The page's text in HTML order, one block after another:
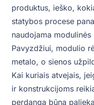
produktus, ieško,
statybos procese
naudojama
Pavyzdžiui, modulio
metalo, o sienos
Kai kuriais atvejais,
ir konstrukcijoms
perdanga būna